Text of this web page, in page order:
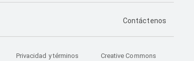
PÁGINA DE
Contáctenos
Privacidad y términos Creative Commons